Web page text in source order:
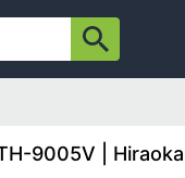
9005V | Hiraoka